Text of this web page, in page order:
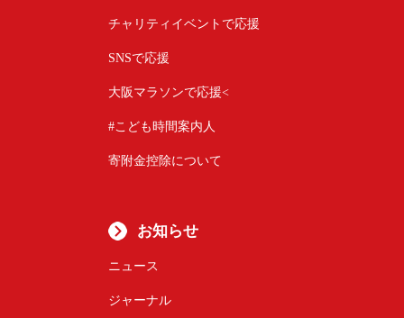
チャリティイベントで応援
SNSで応援
大阪マラソンで応援<
#こども時間案内人
寄附金控除について
お知らせ
ニュース
ジャーナル